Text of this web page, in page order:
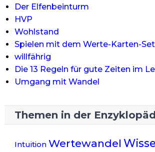
Der Elfenbeinturm
HVP
Wohlstand
Spielen mit dem Werte-Karten-Set
willfährig
Die 13 Regeln für gute Zeiten im
Umgang mit Wandel
Themen in der
Intuition Wertewandel